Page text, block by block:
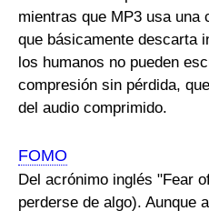
mientras que MP3 usa una
que básicamente descarta
los humanos no pueden
compresión sin pérdida,
del audio comprimido.
FOMO
Del acrónimo inglés "Fear
perderse de algo). Aunque